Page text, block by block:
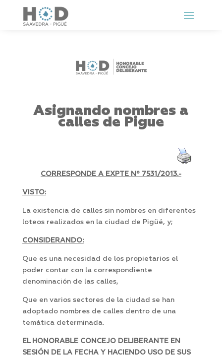
Asignando nombres a
calles de Pigue
CORRESPONDE A EXPTE Nº 7531/2013.-
VISTO:
La existencia de calles sin nombres en diferentes
loteos realizados en la ciudad de Pigüé, y;
CONSIDERANDO:
Que es una necesidad de los propietarios el
poder contar con la correspondiente
denominación de las calles,
Que en varios sectores de la ciudad se han
adoptado nombres de calles dentro de una
temática determinada.
EL HONORABLE CONCEJO DELIBERANTE EN
SESIÓN DE LA FECHA Y HACIENDO USO DE SUS